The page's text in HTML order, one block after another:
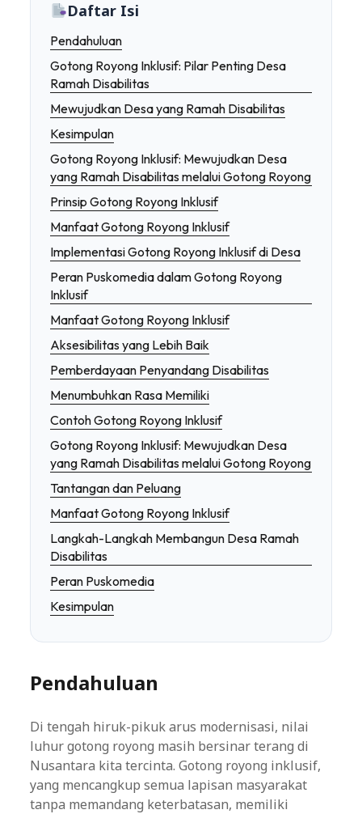
Daftar Isi
Pendahuluan
Gotong Royong Inklusif: Pilar Penting Desa
Ramah Disabilitas
Mewujudkan Desa yang Ramah Disabilitas
Kesimpulan
Gotong Royong Inklusif: Mewujudkan Desa
yang Ramah Disabilitas melalui Gotong Royong
Prinsip Gotong Royong Inklusif
Manfaat Gotong Royong Inklusif
Implementasi Gotong Royong Inklusif di Desa
Peran Puskomedia dalam Gotong Royong
Inklusif
Manfaat Gotong Royong Inklusif
Aksesibilitas yang Lebih Baik
Pemberdayaan Penyandang Disabilitas
Menumbuhkan Rasa Memiliki
Contoh Gotong Royong Inklusif
Gotong Royong Inklusif: Mewujudkan Desa
yang Ramah Disabilitas melalui Gotong Royong
Tantangan dan Peluang
Manfaat Gotong Royong Inklusif
Langkah-Langkah Membangun Desa Ramah
Disabilitas
Peran Puskomedia
Kesimpulan
Pendahuluan
Di tengah hiruk-pikuk arus modernisasi, nilai
luhur gotong royong masih bersinar terang di
Nusantara kita tercinta. Gotong royong inklusif,
yang mencangkup semua lapisan masyarakat
tanpa memandang keterbatasan, memiliki